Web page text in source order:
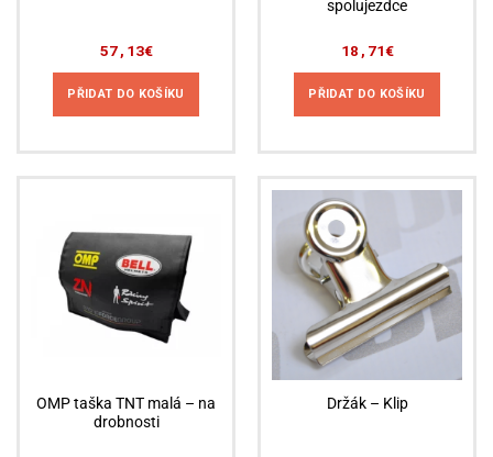
57,13€
PŘIDAT DO KOŠÍKU
spolujezdce
18,71€
PŘIDAT DO KOŠÍKU
OMP taška TNT malá – na
drobnosti
Držák – Klip